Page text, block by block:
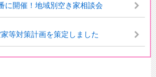
に開催！地域別空き家相談会
等対策計画を策定しました